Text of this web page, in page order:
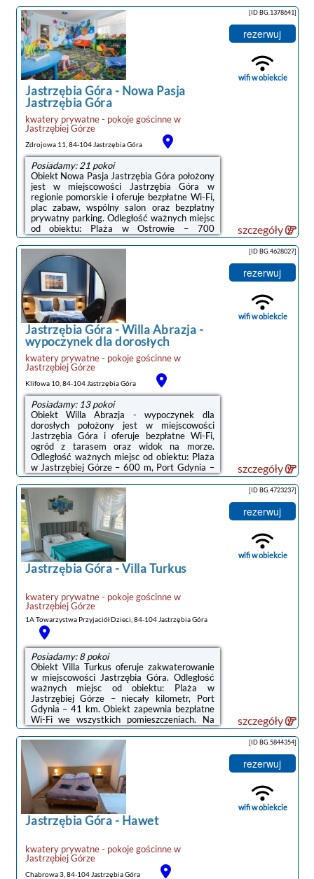
bezpłatnego WiFi.We wszystkich pokojach w
obiekcie Victor znajduje się telewizor z
płaskim ekranem, sejf oraz łazienka
wyposażona w prysznic, suszarkę do włosów i
bidet.Goście willi Victor mają do dyspozycji
ogród i zaplecze konferencyjne. Okolica z
pewnością przypadnie do gustu miłośnikom
aktywnego wypoczynku, w tym pieszych
wędrówek ...
noclegi Jastrzębia Góra
Jastrzębia Góra- Nowa Pasja
Jastrzębia Góra
kwatery prywatne - pokoje gościnnew
Jastrzębiej Górze
Zdrojowa 11, 84-104 Jastrzębia Góra
Posiadamy: 21 pokoi
Obiekt Nowa Pasja Jastrzębia Góra położony
jest w miejscowości Jastrzębia Góra w
regionie pomorskie i oferuje bezpłatne Wi-Fi,
plac zabaw, wspólny salon oraz bezpłatny
prywatny parking. Odległość ważnych miejsc
od obiektu: Plaża w Ostrowie – 700
m.Wszystkie opcje zakwaterowania
wyposażone są w telewizor z płaskim
ekranem i mają taras, a także prywatną
łazienkę z prysznicem oraz suszarką do
włosów. Wyposażenie obejmuje również
lodówkę i czajnik.W okolicy panują doskonałe
warunki do uprawiania trekkingu.Odległość
ważnych miejsc od obiektu: Port Gdynia – 42
...
[ID BG.1378641]
rezerwuj
wifi w obiekcie
szczegóły
Jastrzębia Góra-Willa Abrazja -
wypoczynek dla dorosłych
kwatery prywatne - pokoje gościnnew
Jastrzębiej Górze
Klifowa 10, 84-104 Jastrzębia Góra
Posiadamy: 13 pokoi
Obiekt Willa Abrazja - wypoczynek dla
dorosłych położony jest w miejscowości
Jastrzębia Góra i oferuje bezpłatne Wi-Fi,
ogród z tarasem oraz widok na morze.
Odległość ważnych miejsc od obiektu: Plaża
w Jastrzębiej Górze – 600 m, Port Gdynia –
42 km. Na terenie obiektu znajduje się
prywatny parking.Każda opcja
zakwaterowania wyposażona jest w
telewizor z płaskim ekranem z dostępem do
kanałów kablowych. We wszystkich opcjach
zapewniono też aneks kuchenny z pełnym
wyposażeniem, w tym lodówką, a także
prywatną łazienkę z prysznicem i bezpłatnym
zestawem kosmetyków. ...
[ID BG.4628027]
rezerwuj
wifi w obiekcie
szczegóły
Jastrzębia Góra-Villa Turkus
kwatery prywatne - pokoje gościnnew
Jastrzębiej Górze
1A Towarzystwa Przyjaciół Dzieci, 84-104 Jastrzębia Góra
Posiadamy: 8 pokoi
Obiekt Villa Turkus oferuje zakwaterowanie
w miejscowości Jastrzębia Góra. Odległość
ważnych miejsc od obiektu: Plaża w
Jastrzębiej Górze – niecały kilometr, Port
Gdynia – 41 km. Obiekt zapewnia bezpłatne
Wi-Fi we wszystkich pomieszczeniach. Na
terenie obiektu dostępny jest też prywatny
parking.W niektórych opcjach
zakwaterowania znajduje się także kuchnia z
lodówką i mikrofalówką.Odległość ważnych
miejsc od obiektu: Stocznia Gdynia – 44 km,
Dworzec PKP Gdynia Główna – 44 km.
Lotnisko Lotnisko Gdańsk-Rębiechowo
znajduje się 66 km od obiektu.Doba hotelowa
od ...
[ID BG.4723237]
rezerwuj
wifi w obiekcie
szczegóły
Jastrzębia Góra- Hawet
kwatery prywatne - pokoje gościnnew
Jastrzębiej Górze
Chabrowa 3, 84-104 Jastrzębia Góra
[ID BG.5844354]
rezerwuj
wifi w obiekcie